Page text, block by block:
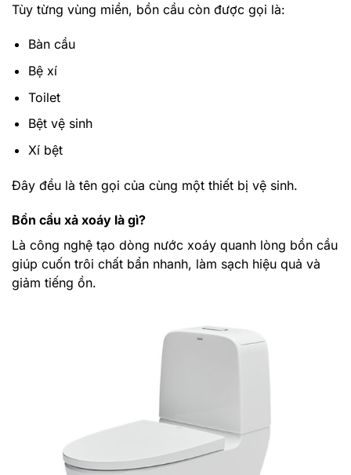
Tùy từng vùng miền, bồn cầu còn được gọi là:
Bàn cầu
Bệ xí
Toilet
Bệt vệ sinh
Xí bệt
Đây đều là tên gọi của cùng một thiết bị vệ sinh.
Bồn cầu xả xoáy là gì?
Là công nghệ tạo dòng nước xoáy quanh lòng bồn cầu
giúp cuốn trôi chất bẩn nhanh, làm sạch hiệu quả và
giảm tiếng ồn.